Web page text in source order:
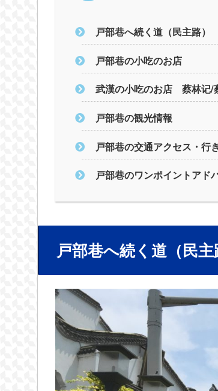
戸部巷へ続く道（民主路）
戸部巷の小吃のお店
武漢の小吃のお店 蔡林记/
戸部巷の観光情報
戸部巷の交通アクセス・行
戸部巷のワンポイントアド
戸部巷へ続く道（民主